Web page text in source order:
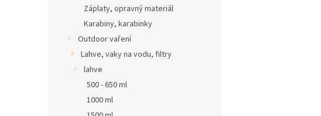
Záplaty, opravný materiál
Karabiny, karabinky
Outdoor vaření
Lahve, vaky na vodu, filtry
lahve
500 - 650 ml
1000 ml